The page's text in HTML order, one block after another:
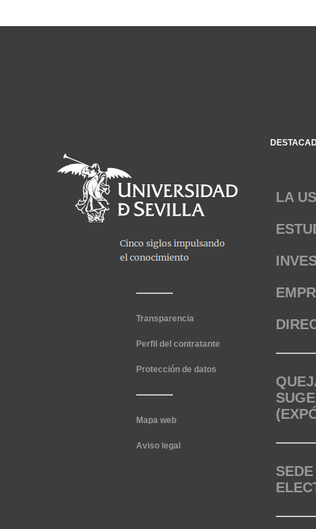
Transparencia
Perfil del contratante
Protección de datos
Mapa web
Aviso legal
LA US
SEDE